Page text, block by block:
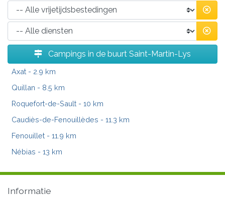
Campings in de buurt Saint-Martin-Lys
Axat - 2.9 km
Quillan - 8.5 km
Roquefort-de-Sault - 10 km
Caudiès-de-Fenouillèdes - 11.3 km
Fenouillet - 11.9 km
Nébias - 13 km
Informatie